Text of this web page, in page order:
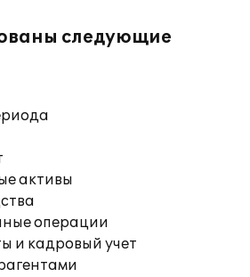
следующие
активы
операции
и кадровый учет